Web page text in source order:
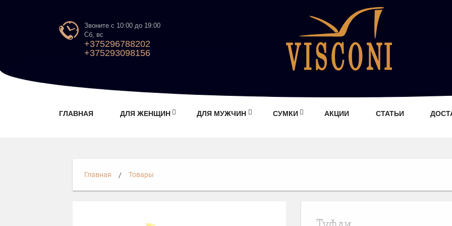
Звоните с 10:00 до 19:00
Сб, вс
+375296788202
+375293098156
ГЛАВНАЯ ДЛЯ ЖЕНЩИН ДЛЯ МУЖЧИН СУМКИ АКЦИИ СТАТЬИ
Главная Товары